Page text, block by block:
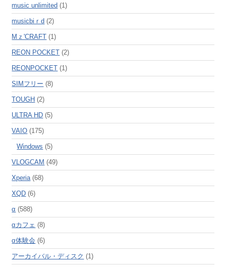
music unlimited (1)
musicbiｒd (2)
Mｚ'CRAFT (1)
REON POCKET (2)
REONPOCKET (1)
SIMフリー (8)
TOUGH (2)
ULTRA HD (5)
VAIO (175)
Windows (5)
VLOGCAM (49)
Xperia (68)
XQD (6)
α (588)
αカフェ (8)
α体験会 (6)
アーカイバル・ディスク (1)